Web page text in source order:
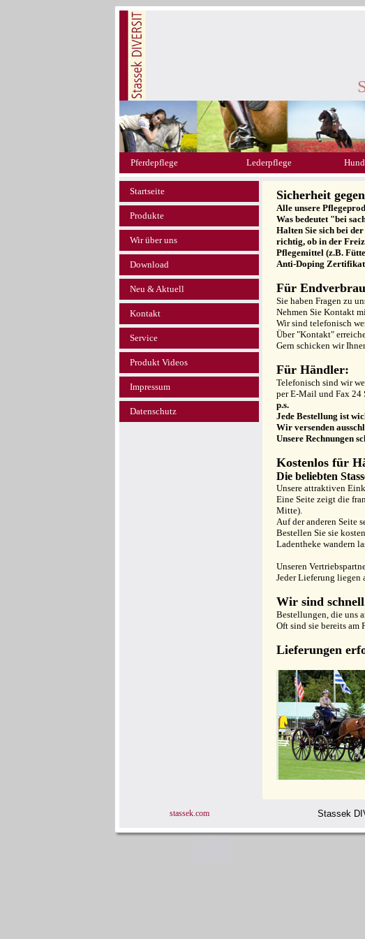
Pferdepflege Lederpflege
Startseite
Produkte
Wir über uns
Download
Neu & Aktuell
Kontakt
Service
Produkt Videos
Impressum
Datenschutz
Sicherheit
Alle unsere
Was bedeutet "bei
Halten Sie sich bei
richtig, ob in der
Pflegemittel (z.B.
Anti-Doping
Für
Sie haben Fragen zu
Nehmen Sie Kontakt
Wir sind telefonisch
Über "Kontakt"
Gern schicken wir
Für Händler:
Telefonisch sind wir
per E-Mail und Fax 24
p.s.
Jede Bestellung ist
Wir versenden
Unsere Rechnungen
Kostenlos für
Die beliebten
Unsere attraktiven
Eine Seite zeigt die
Mitte).
Auf der anderen Seite
Bestellen Sie sie
Ladentheke wandern
Unseren
Jeder Lieferung liegen
Wir sind
Bestellungen, die uns
Oft sind sie bereits am
Lieferungen
stassek.com Stassek
www.equistar.tv